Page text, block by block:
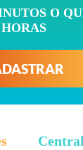
O
HORAS